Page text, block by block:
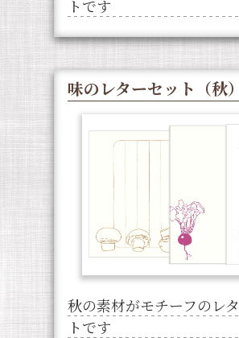
トです
味のレターセット（秋）
秋の素材がモチーフのレ
トです